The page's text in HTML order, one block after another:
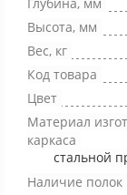
Высота, мм
Вес, кг
Код товара
Цвет
Материал
каркаса
стальной
Наличие полок